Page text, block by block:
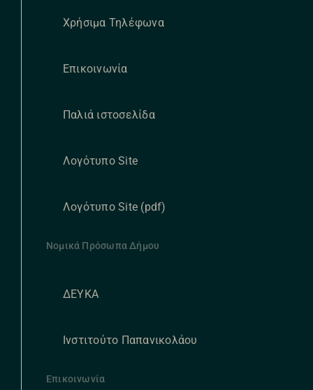
Χρήσιμα Τηλέφωνα
Επικοινωνία
Παλιά ιστοσελίδα
Λογότυπο Site
Λογότυπο Site (pdf)
Νομικά Πρόσωπα Δήμου
ΔΕΥΚΑ
Ινστιτούτο Παπανικολάου
Επικοινωνία